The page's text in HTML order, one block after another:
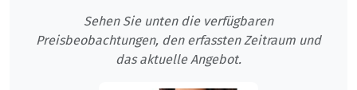
Sehen Sie unten die verfügbaren
Preisbeobachtungen, den erfassten Zeitraum und
das aktuelle Angebot.